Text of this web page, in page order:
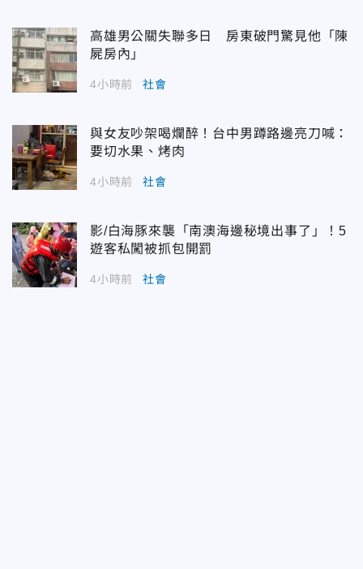
高雄男公關失聯多日 房東破門驚見他「陳
屍房內」
4小時前 社會
與女友吵架喝爛醉！台中男蹲路邊亮刀喊：
要切水果、烤肉
4小時前 社會
影/白海豚來襲「南澳海邊秘境出事了」！5
遊客私闖被抓包開罰
4小時前 社會